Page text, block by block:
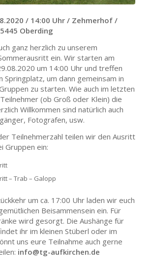
/ 14:00 Uhr / Zehmerhof /
Oberding
ganz herzlich zu unserem
ein. Wir starten am
um 14:00 Uhr und treffen
Springplatz, um dann gemeinsam in
zu starten. Wie auch im letzten
(ob Groß oder Klein) die
Willkommen sind natürlich auch
Fotografen, usw.
Teilnehmerzahl teilen wir den Ausritt
Gruppen ein:
– Trab – Galopp
um ca. 17:00 Uhr laden wir euch
Beisammensein ein. Für
wird gesorgt. Die Aushänge für
ihr im kleinen Stüberl oder im
uns eure Teilnahme auch gerne
info@tg-aufkirchen.de